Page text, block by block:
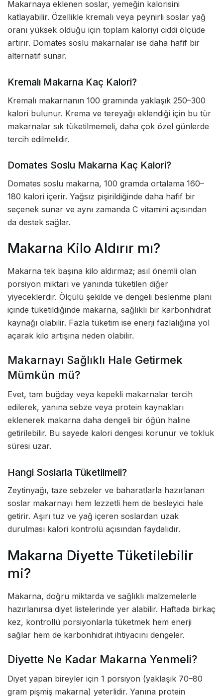
Makarnaya eklenen soslar, yemeğin kalorisini
katlayabilir. Özellikle kremalı veya peynirli soslar yağ
oranı yüksek olduğu için toplam kaloriyi ciddi ölçüde
artırır. Domates soslu makarnalar ise daha hafif bir
alternatif sunar.
Kremalı Makarna Kaç Kalori?
Kremalı makarnanın 100 gramında yaklaşık 250–300
kalori bulunur. Krema ve tereyağı eklendiği için bu tür
makarnalar sık tüketilmemeli, daha çok özel günlerde
tercih edilmelidir.
Domates Soslu Makarna Kaç Kalori?
Domates soslu makarna, 100 gramda ortalama 160–
180 kalori içerir. Yağsız pişirildiğinde daha hafif bir
seçenek sunar ve aynı zamanda C vitamini açısından
da destek sağlar.
Makarna Kilo Aldırır mı?
Makarna tek başına kilo aldırmaz; asıl önemli olan
porsiyon miktarı ve yanında tüketilen diğer
yiyeceklerdir. Ölçülü şekilde ve dengeli beslenme planı
içinde tüketildiğinde makarna, sağlıklı bir karbonhidrat
kaynağı olabilir. Fazla tüketim ise enerji fazlalığına yol
açarak kilo artışına neden olabilir.
Makarnayı Sağlıklı Hale Getirmek
Mümkün mü?
Evet, tam buğday veya kepekli makarnalar tercih
edilerek, yanına sebze veya protein kaynakları
eklenerek makarna daha dengeli bir öğün haline
getirilebilir. Bu sayede kalori dengesi korunur ve tokluk
süresi uzar.
Hangi Soslarla Tüketilmeli?
Zeytinyağı, taze sebzeler ve baharatlarla hazırlanan
soslar makarnayı hem lezzetli hem de besleyici hale
getirir. Aşırı tuz ve yağ içeren soslardan uzak
durulması kalori kontrolü açısından faydalıdır.
Makarna Diyette Tüketilebilir
mi?
Makarna, doğru miktarda ve sağlıklı malzemelerle
hazırlanırsa diyet listelerinde yer alabilir. Haftada birkaç
kez, kontrollü porsiyonlarla tüketmek hem enerji
sağlar hem de karbonhidrat ihtiyacını dengeler.
Diyette Ne Kadar Makarna Yenmeli?
Diyet yapan bireyler için 1 porsiyon (yaklaşık 70–80
gram pişmiş makarna) yeterlidir. Yanına protein